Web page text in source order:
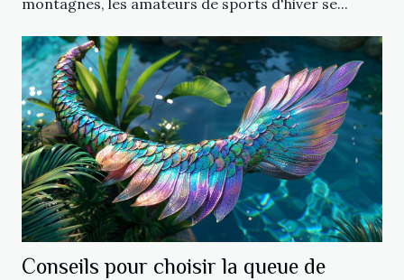
Conseils pour choisir la queue de